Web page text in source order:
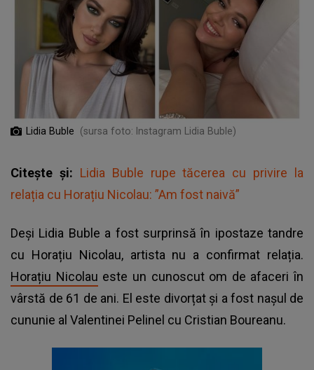
Lidia Buble (sursa foto: Instagram Lidia Buble)
Citește și: Lidia Buble rupe tăcerea cu privire la
relația cu Horațiu Nicolau: ”Am fost naivă”
Deși Lidia Buble a fost surprinsă în ipostaze tandre
cu Horațiu Nicolau, artista nu a confirmat relația.
Horațiu Nicolau este un cunoscut om de afaceri în
vârstă de 61 de ani. El este divorțat și a fost nașul de
cununie al Valentinei Pelinel cu Cristian Boureanu.